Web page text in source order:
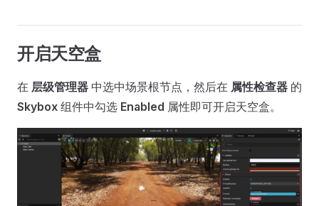
开启天空盒
在 层级管理器 中选中场景根节点，然后在 属性检查器 的
Skybox 组件中勾选 Enabled 属性即可开启天空盒。